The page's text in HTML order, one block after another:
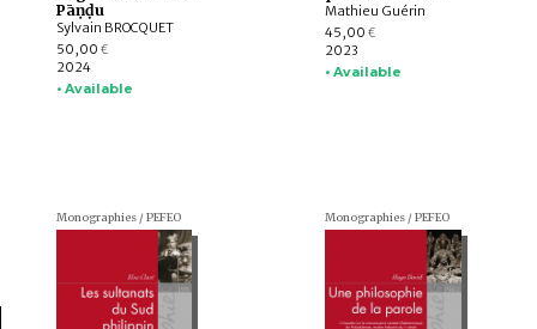
Pāṇḍu
Sylvain BROCQUET
50,00 €
2024
• Available
Mathieu Guérin
45,00 €
2023
• Available
Monographies / PEFEO Monographies / PEFEO